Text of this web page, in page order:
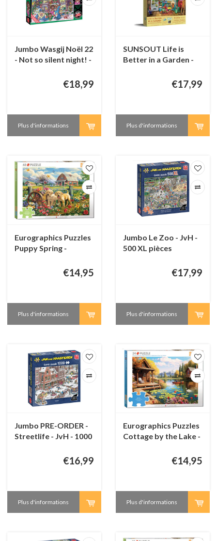
Jumbo Wasgij Noël 22
- Not so silent night! -
€18,99
Plus d'informations
SUNSOUT Life is
Better in a Garden -
€17,99
Plus d'informations
Eurographics Puzzles
Puppy Spring -
€14,95
Plus d'informations
Jumbo Le Zoo - JvH -
500 XL pièces
€17,99
Plus d'informations
Jumbo PRE-ORDER -
Streetlife - JvH - 1000
€16,99
Plus d'informations
Eurographics Puzzles
Cottage by the Lake -
€14,95
Plus d'informations